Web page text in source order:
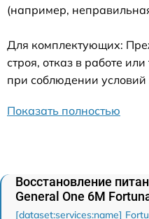
(например,
Для комплектующих:
строя, отказ в работе
при соблюдении условий
Показать полностью
Восстановление
General One 6M
[dataset:services:name]